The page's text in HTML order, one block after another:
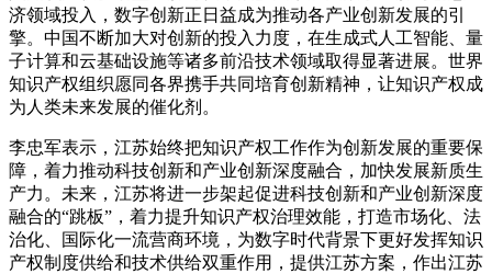
济领域投入，数字创新正日益成为推动各产业创新发展的引
擎。中国不断加大对创新的投入力度，在生成式人工智能、量
子计算和云基础设施等诸多前沿技术领域取得显著进展。世界
知识产权组织愿同各界携手共同培育创新精神，让知识产权成
为人类未来发展的催化剂。
李忠军表示，江苏始终把知识产权工作作为创新发展的重要保
障，着力推动科技创新和产业创新深度融合，加快发展新质生
产力。未来，江苏将进一步架起促进科技创新和产业创新深度
融合的“跳板”，着力提升知识产权治理效能，打造市场化、法
治化、国际化一流营商环境，为数字时代背景下更好发挥知识
产权制度供给和技术供给双重作用，提供江苏方案，作出江苏